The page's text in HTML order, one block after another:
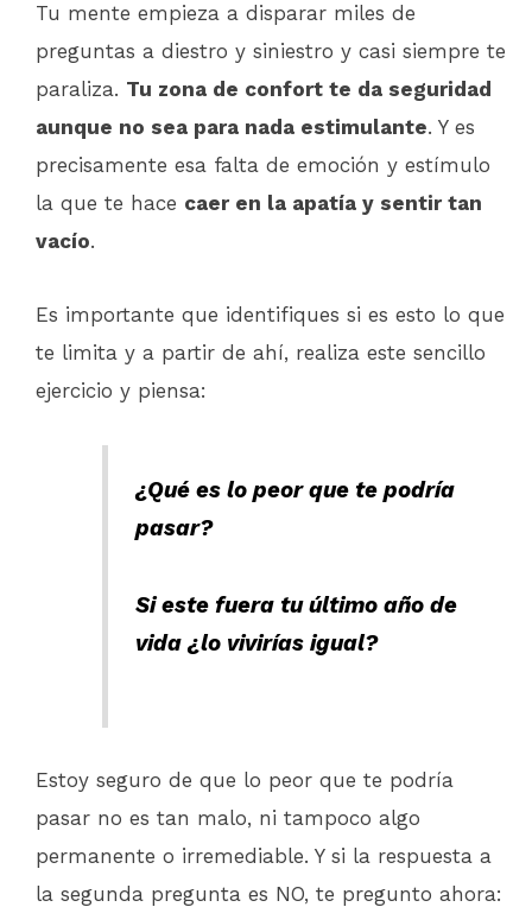
Tu mente empieza a disparar miles de
preguntas a diestro y siniestro y casi siempre te
paraliza. Tu zona de confort te da seguridad
aunque no sea para nada estimulante. Y es
precisamente esa falta de emoción y estímulo
la que te hace caer en la apatía y sentir tan
vacío.
Es importante que identifiques si es esto lo que
te limita y a partir de ahí, realiza este sencillo
ejercicio y piensa:
¿Qué es lo peor que te podría
pasar?
Si este fuera tu último año de
vida ¿lo vivirías igual?
Estoy seguro de que lo peor que te podría
pasar no es tan malo, ni tampoco algo
permanente o irremediable. Y si la respuesta a
la segunda pregunta es NO, te pregunto ahora: